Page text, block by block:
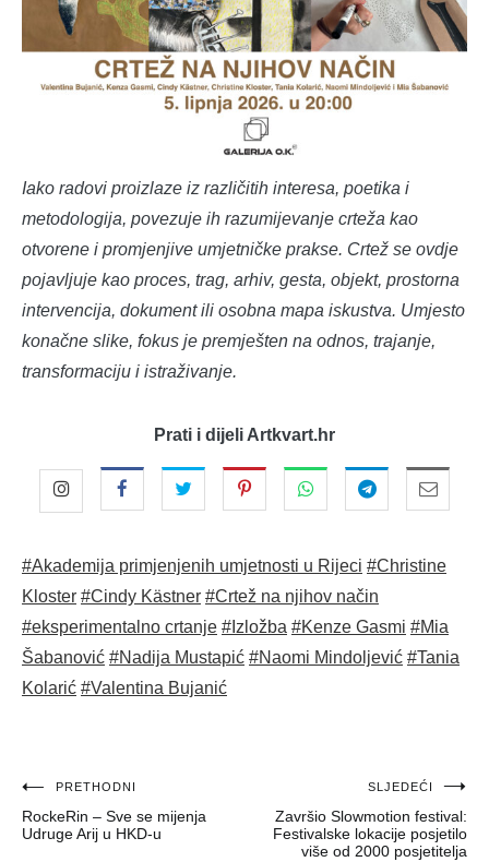
Iako radovi proizlaze iz različitih interesa, poetika i
metodologija, povezuje ih razumijevanje crteža kao
otvorene i promjenjive umjetničke prakse. Crtež se ovdje
pojavljuje kao proces, trag, arhiv, gesta, objekt, prostorna
intervencija, dokument ili osobna mapa iskustva. Umjesto
konačne slike, fokus je premješten na odnos, trajanje,
transformaciju i istraživanje.
Prati i dijeli Artkvart.hr
#Akademija primjenjenih umjetnosti u Rijeci #Christine
Kloster #Cindy Kästner #Crtež na njihov način
#eksperimentalno crtanje #Izložba #Kenze Gasmi #Mia
Šabanović #Nadija Mustapić #Naomi Mindoljević #Tania
Kolarić #Valentina Bujanić
Navigacija
objava
PRETHODNI
RockeRin – Sve se mijenja
Udruge Arij u HKD-u
SLJEDEĆI
Završio Slowmotion festival:
Festivalske lokacije posjetilo
više od 2000 posjetitelja